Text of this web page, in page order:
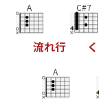
A
流れ行
C#7
く
A